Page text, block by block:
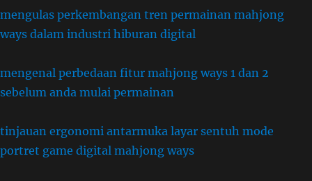
mengulas perkembangan tren permainan mahjong
ways dalam industri hiburan digital
mengenal perbedaan fitur mahjong ways 1 dan 2
sebelum anda mulai permainan
tinjauan ergonomi antarmuka layar sentuh mode
portret game digital mahjong ways